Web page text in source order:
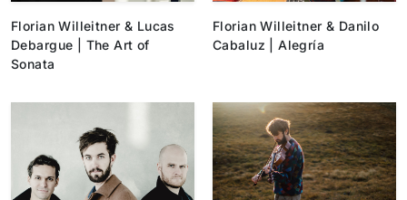
Florian Willeitner & Lucas
Debargue | The Art of
Sonata
Florian Willeitner & Danilo
Cabaluz | Alegría